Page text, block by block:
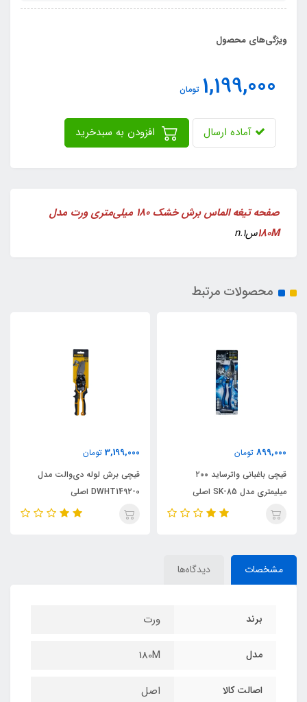
ویژگی‌های محصول
1,199,000 تومان
آماده ارسال
صفحه تیغه الماس برش خشک ۱۸۰ میلی‌متری ورت مدل
180Mسn.1
محصولات مرتبط
899,000 تومان
قیچی باغبانی واترساید ۲۰۰
میلیمتری مدل SK-85 اصلی
3,199,000 تومان
قیچی برش لوله دی‌والت مدل
DWHT1492-0 اصلی
مشخصات دیدگاه‌ها
برند ورت
مدل 180M
اصالت کالا اصل